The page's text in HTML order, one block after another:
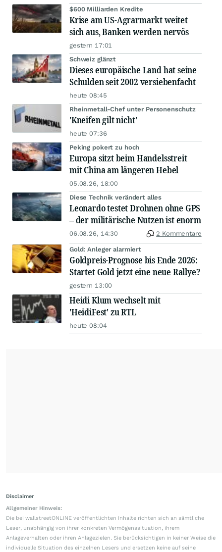
$600 Milliarden Kredite
Krise am US-Agrarmarkt weitet
sich aus, Banken werden nervös
gestern 17:01
Schweiz glänzt
Dieses europäische Land hat seine
Schulden seit 2002 versiebenfacht
heute 08:45
Rheinmetall-Chef unter Personenschutz
'Kneifen gilt nicht'
heute 07:36
Peking pokert zu hoch
Europa sitzt beim Handelsstreit
mit China am längeren Hebel
05.08.26, 18:00
Diese Technik verändert alles
Leonardo testet Drohnen ohne GPS
– der militärische Nutzen ist enorm
06.08.26, 14:30 2 Kommentare
Gold: Anleger alarmiert
Goldpreis-Prognose bis Ende 2026:
Startet Gold jetzt eine neue Rallye?
gestern 13:00
Heidi Klum wechselt mit
'HeidiFest' zu RTL
heute 08:04
Disclaimer
Allgemeiner Hinweis:
Die bei wallstreetONLINE veröffentlichten Inhalte richten sich an sämtliche
Leser, unabhängig von ihrer konkreten Vermögenssituation, ihrem
Anlageverhalten oder ihren Anlagezielen. Sie berücksichtigen in keiner Weise die
individuelle Situation des einzelnen Lesers und ersetzen keine auf seine